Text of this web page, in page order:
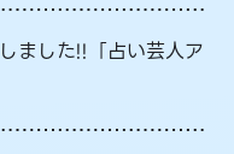
ました!!「占い芸人ア